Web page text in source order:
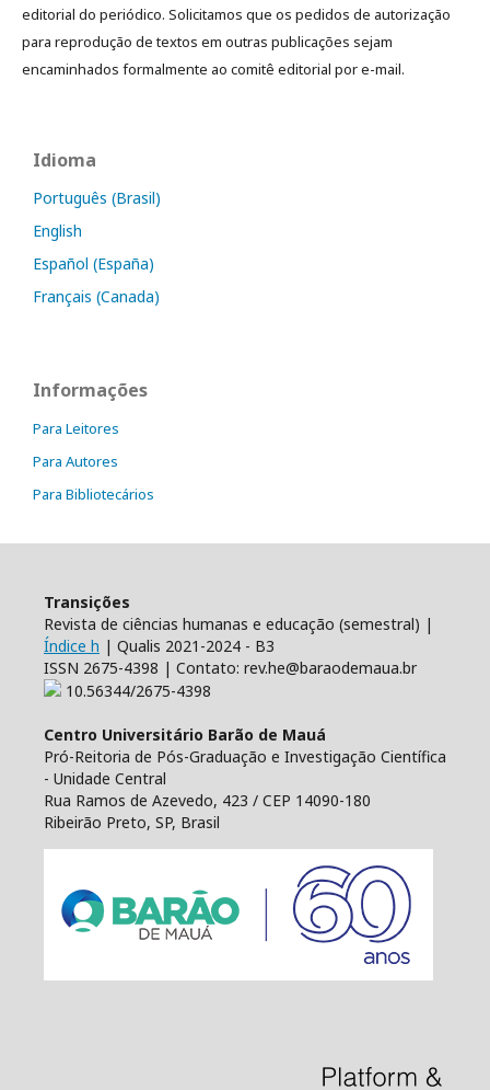
editorial do periódico. Solicitamos que os pedidos de autorização
para reprodução de textos em outras publicações sejam
encaminhados formalmente ao comitê editorial por e-mail.
Idioma
Português (Brasil)
English
Español (España)
Français (Canada)
Informações
Para Leitores
Para Autores
Para Bibliotecários
Transições
Revista de ciências humanas e educação (semestral) |
Índice h | Qualis 2021-2024 - B3
ISSN 2675-4398 | Contato: rev.he@baraodemaua.br
10.56344/2675-4398
Centro Universitário Barão de Mauá
Pró-Reitoria de Pós-Graduação e Investigação Científica
- Unidade Central
Rua Ramos de Azevedo, 423 / CEP 14090-180
Ribeirão Preto, SP, Brasil